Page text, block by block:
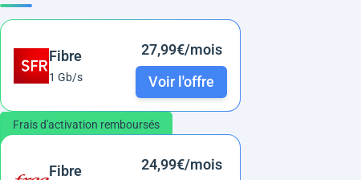
Fibre
1 Gb/s
27,99€/mois
Voir l'offre
Frais d'activation remboursés
Fibre
24,99€/mois